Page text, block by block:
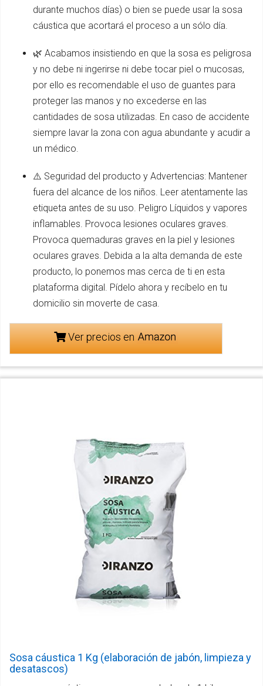
durante muchos días) o bien se puede usar la sosa
cáustica que acortará el proceso a un sólo día.
🌿 Acabamos insistiendo en que la sosa es peligrosa
y no debe ni ingerirse ni debe tocar piel o mucosas,
por ello es recomendable el uso de guantes para
proteger las manos y no excederse en las
cantidades de sosa utilizadas. En caso de accidente
siempre lavar la zona con agua abundante y acudir a
un médico.
⚠️ Seguridad del producto y Advertencias: Mantener
fuera del alcance de los niños. Leer atentamente las
etiqueta antes de su uso. Peligro Líquidos y vapores
inflamables. Provoca lesiones oculares graves.
Provoca quemaduras graves en la piel y lesiones
oculares graves. Debida a la alta demanda de este
producto, lo ponemos mas cerca de ti en esta
plataforma digital. Pídelo ahora y recíbelo en tu
domicilio sin moverte de casa.
Ver precios en
Sosa cáustica 1 Kg (elaboración de jabón, limpieza y
desatascos)